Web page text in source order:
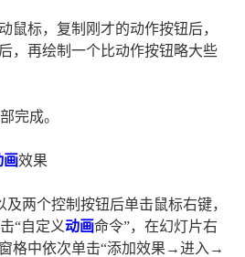
鼠标，复制刚才的动作按钮后，
，再绘制一个比动作按钮略大些
完成。
画效果
两个控制按钮后单击鼠标右键，
“自定义动画命令”，在幻灯片右
格中依次单击“添加效果→进入→